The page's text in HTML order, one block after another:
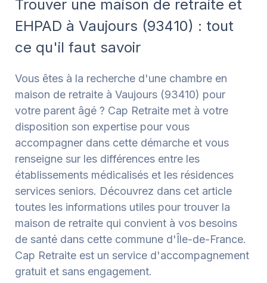
Trouver une maison de retraite et
EHPAD à Vaujours (93410) : tout
ce qu'il faut savoir
Vous êtes à la recherche d'une chambre en
maison de retraite à Vaujours (93410) pour
votre parent âgé ? Cap Retraite met à votre
disposition son expertise pour vous
accompagner dans cette démarche et vous
renseigne sur les différences entre les
établissements médicalisés et les résidences
services seniors. Découvrez dans cet article
toutes les informations utiles pour trouver la
maison de retraite qui convient à vos besoins
de santé dans cette commune d'Île-de-France.
Cap Retraite est un service d'accompagnement
gratuit et sans engagement.